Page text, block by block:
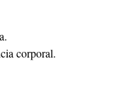
corporal.